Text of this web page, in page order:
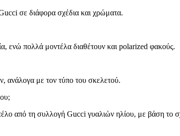
σε διάφορα σχέδια και χρώματα.
ενώ πολλά μοντέλα διαθέτουν και polarized φακούς.
ανάλογα με τον τύπο του σκελετού.
από τη συλλογή Gucci γυαλιών ηλίου, με βάση